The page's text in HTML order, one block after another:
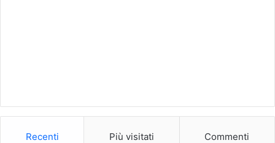
Recenti Più visitati Commenti